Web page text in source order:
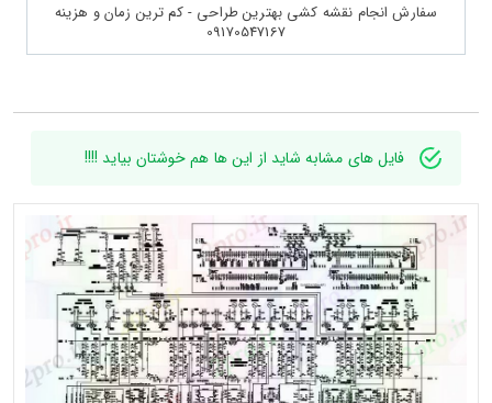
سفارش انجام نقشه کشی بهترین طراحی - کم ترین زمان و هزینه
09170547167
فایل های مشابه شاید از این ها هم خوشتان بیاید !!!!